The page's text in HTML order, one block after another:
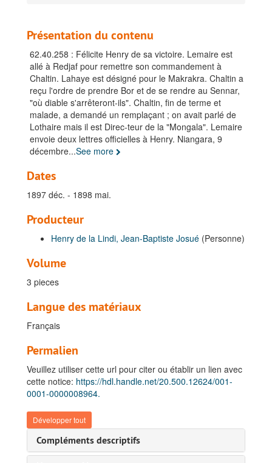
Présentation du contenu
62.40.258 : Félicite Henry de sa victoire. Lemaire est
allé à Redjaf pour remettre son commandement à
Chaltin. Lahaye est désigné pour le Makrakra. Chaltin a
reçu l'ordre de prendre Bor et de se rendre au Sennar,
"où diable s'arrêteront-ils". Chaltin, fin de terme et
malade, a demandé un remplaçant ; on avait parlé de
Lothaire mais il est Direc-teur de la "Mongala". Lemaire
envoie deux lettres officielles à Henry. Niangara, 9
décembre...See more
Dates
1897 déc. - 1898 mai.
Producteur
Henry de la Lindi, Jean-Baptiste Josué (Personne)
Volume
3 pieces
Langue des matériaux
Français
Permalien
Veuillez utiliser cette url pour citer ou établir un lien avec
cette notice: https://hdl.handle.net/20.500.12624/001-
0001-0000008964.
Développer tout
Compléments descriptifs
A. Généralités, 1895-1952
B. Carrière dans l'Armée Belge, 1885-1946
C. Carrière coloniale, 1892-1956
2.1. Lettres de nomination, 1897
2.5. Correspondance privée, 1897-1898
François Derclaye, lieutenant chargé de convoyer une expédition vers le Nepoko, 1898 févr. - 1898 mars